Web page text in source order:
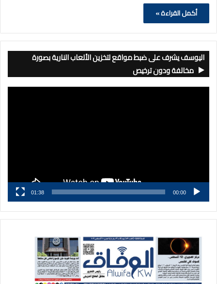
أكمل القراءة »
اليوسف يشرف على ضبط مواقع لتخزين الألعاب النارية بصورة
مخالفة ودون ترخيص
00:00
01:38